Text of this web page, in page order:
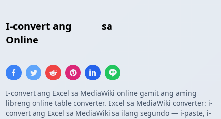
I-convert ang sa
Online
I-convert ang Excel sa MediaWiki online gamit ang aming
libreng online table converter. Excel sa MediaWiki converter: i-
convert ang Excel sa MediaWiki sa ilang segundo — i-paste, i-